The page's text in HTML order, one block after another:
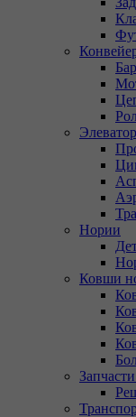
Нории
Ковши